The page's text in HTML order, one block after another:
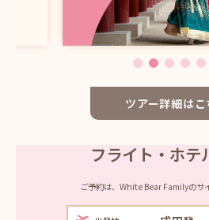
ツアー詳細はこ
フライト・ホテ
ご予約は、White Bear Familyのサ